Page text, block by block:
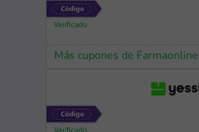
Más cupones de Farmaonline